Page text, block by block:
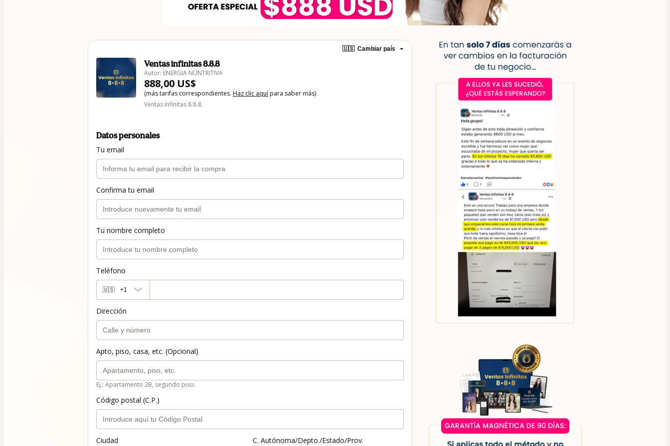
🇺🇸 Cambiar país
Ventas infinitas 8.8.8
Autor: ENERGIA NUNTRITIVA
888,00 US$
(más tarifas correspondientes. Haz clic aquí para saber más)
Ventas infinitas 8.8.8
Datos personales
Tu email
Confirma tu email
Tu nombre completo
Teléfono
🇺🇸 +1
Dirección
Apto, piso, casa, etc. (Opcional)
Ej.: Apartamento 2B, segundo piso.
Código postal (C.P.)
Ciudad C. Autónoma/Depto./Estado/Prov.